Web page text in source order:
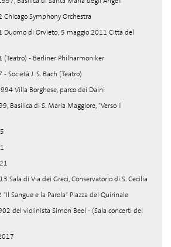
Symphony Orchestra
Duomo di Orvieto; 5 maggio 2011 Città del
(Teatro) - Berliner Philharmoniker
Società J. S. Bach (Teatro)
Villa Borghese, parco dei Daini
Basilica di S. Maria Maggiore, "Verso il
Sala di Via dei Greci, Conservatorio di S. Cecilia
Sangue e la Parola" Piazza del Quirinale
del violinista Simon Beel - (Sala concerti del